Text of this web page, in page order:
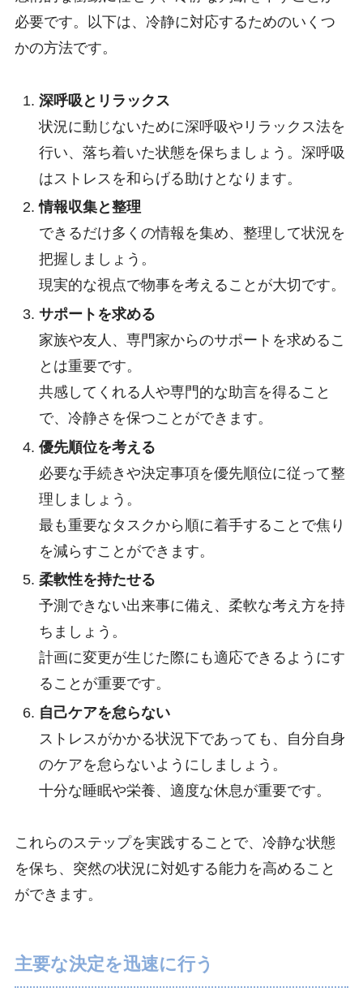
必要です。以下は、冷静に対応するためのいくつ
かの方法です。
深呼吸とリラックス
状況に動じないために深呼吸やリラックス法を
行い、落ち着いた状態を保ちましょう。深呼吸
はストレスを和らげる助けとなります。
情報収集と整理
できるだけ多くの情報を集め、整理して状況を
把握しましょう。
現実的な視点で物事を考えることが大切です。
サポートを求める
家族や友人、専門家からのサポートを求めるこ
とは重要です。
共感してくれる人や専門的な助言を得ること
で、冷静さを保つことができます。
優先順位を考える
必要な手続きや決定事項を優先順位に従って整
理しましょう。
最も重要なタスクから順に着手することで焦り
を減らすことができます。
柔軟性を持たせる
予測できない出来事に備え、柔軟な考え方を持
ちましょう。
計画に変更が生じた際にも適応できるようにす
ることが重要です。
自己ケアを怠らない
ストレスがかかる状況下であっても、自分自身
のケアを怠らないようにしましょう。
十分な睡眠や栄養、適度な休息が重要です。
これらのステップを実践することで、冷静な状態
を保ち、突然の状況に対処する能力を高めること
ができます。
主要な決定を迅速に行う